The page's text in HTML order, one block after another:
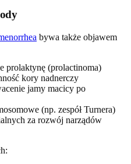
bywa także objawem
prolaktynę (prolactinoma)
kory nadnerczy
jamy macicy po
(np. zespół Turnera)
za rozwój narządów